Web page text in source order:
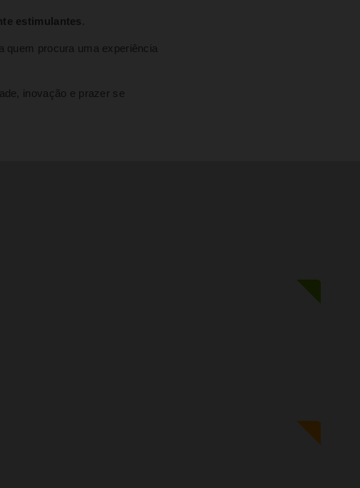
estimulantes
quem procura uma experiência
inovação e prazer se